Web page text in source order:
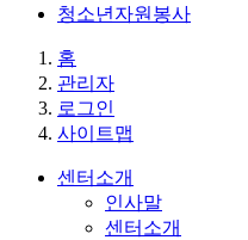
청소년자원봉사
홈
관리자
로그인
사이트맵
센터소개
인사말
센터소개